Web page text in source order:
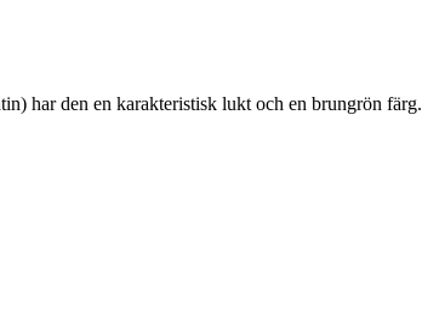
har den en karakteristisk lukt och en brungrön färg.